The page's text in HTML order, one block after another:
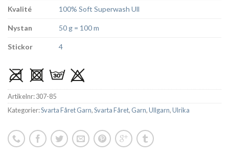
Kvalité 100% Soft Superwash Ull
Nystan 50 g = 100 m
Stickor 4
Artikelnr:307-85
Kategorier:Svarta Fåret Garn,Svarta Fåret, Garn,Ullgarn,Ulrika